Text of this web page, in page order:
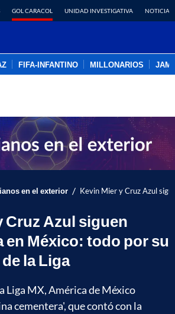
GOL CARACOL UNIDAD INVESTIGATIVA NOTICIAS
FIFA-INFANTINO MILLONARIOS
en el exterior / Kevin Mier y Cruz Azul
Cruz Azul siguen
en México: todo por su
la Liga
Liga MX, América de México
cementera', que contó con la